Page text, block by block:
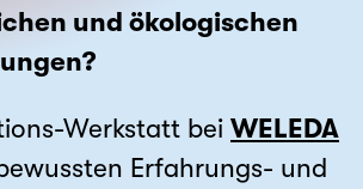
und ökologischen
Werkstatt bei WELEDA
Erfahrungs- und